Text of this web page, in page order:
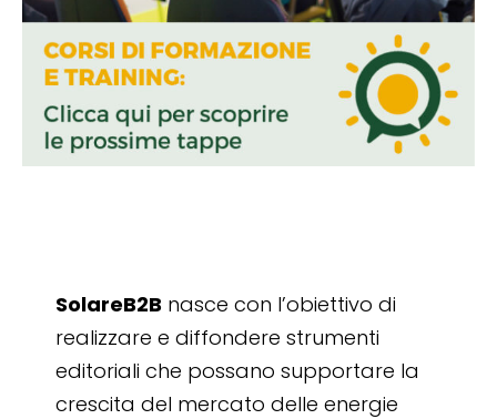
SolareB2B nasce con l’obiettivo di
realizzare e diffondere strumenti
editoriali che possano supportare la
crescita del mercato delle energie